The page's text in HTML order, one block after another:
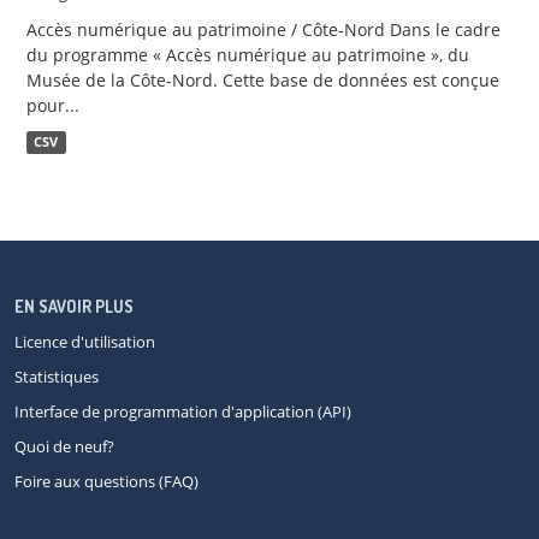
Accès numérique au patrimoine / Côte-Nord Dans le cadre
du programme « Accès numérique au patrimoine », du
Musée de la Côte-Nord. Cette base de données est conçue
pour...
CSV
EN SAVOIR PLUS
Licence d'utilisation
Statistiques
Interface de programmation d'application (API)
Quoi de neuf?
Foire aux questions (FAQ)